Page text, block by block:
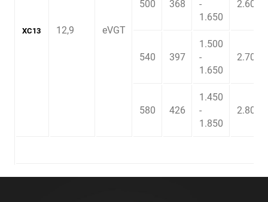
XC13 12,9 eVGT
500 368
-
1.650
2.600
540 397
1.500
-
1.650
2.700
580 426
1.450
-
1.850
2.800